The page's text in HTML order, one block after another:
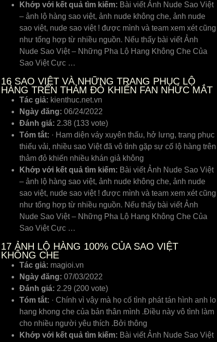
Khớp với kết quả tìm kiếm: Bài viết Ảnh Nude Sao Việt
– ảnh lộ hàng sao việt, ảnh nude không che, ảnh nude
sao việt, nude sao việt ! được mình và team xem xét cũng
như tổng hợp từ nhiều nguồn. Nếu thấy bài viết Ảnh
Nude Sao Việt – Những Pha Lộ Hang Không Che Của
Sao Việt Cực …
16 SAO VIỆT VÀ NHỮNG TRANG PHỤC LỘ
HÀNG TRÊN THẢM ĐỎ KHIẾN FAN NHỨC MẮT
Tác giả: kienthuc.net.vn
Ngày đăng: 06/24/2022
Đánh giá: 2.38 (133 vote)
Tóm tắt: · Ham diện váy xuyên thấu, hở lưng, trang phục
thiếu vải, nhiều sao Việt đã vô tình gặp sự cố lộ hàng trên
thảm đỏ khiến nhiều khán giả không
Khớp với kết quả tìm kiếm: Bài viết Ảnh Nude Sao Việt
– ảnh lộ hàng sao việt, ảnh nude không che, ảnh nude
sao việt, nude sao việt ! được mình và team xem xét cũng
như tổng hợp từ nhiều nguồn. Nếu thấy bài viết Ảnh
Nude Sao Việt – Những Pha Lộ Hang Không Che Của
Sao Việt Cực …
17 ẢNH LỘ HÀNG 100% CỦA SAO VIỆT
KHÔNG CHE
Tác giả: magioi.vn
Ngày đăng: 07/03/2022
Đánh giá: 2.29 (200 vote)
Tóm tắt: · Chính vì vậy mà họ cố tình phát tán hình anh lo
hang khong che của bản thân mình .Điều này vô tình làm
cho nhiều người yêu thích .Bởi thông
Khớp với kết quả tìm kiếm: Bài viết Ảnh Nude Sao Việt